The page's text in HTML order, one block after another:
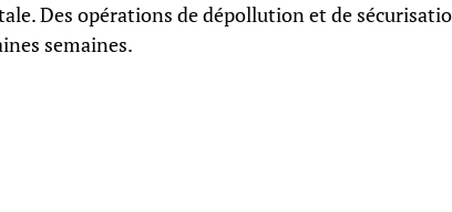
Des opérations de dépollution et de
semaines.